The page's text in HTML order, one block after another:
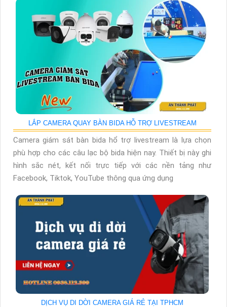
LẮP CAMERA QUAY BÀN BIDA HỖ TRỢ LIVESTREAM
Camera giám sát bàn bida hổ trợ livestream là lựa chọn
phù hợp cho các câu lạc bộ bida hiện nay. Thiết bị này ghi
hình sắc nét, kết nối trực tiếp với các nền tảng như
Facebook, Tiktok, YouTube thông qua ứng dụng
DỊCH VỤ DI DỜI CAMERA GIÁ RẺ TẠI TPHCM